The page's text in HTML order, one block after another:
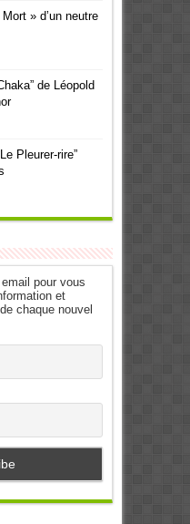
» d’un neutre
de Léopold
Pleurer-rire”
pour vous
et
chaque nouvel